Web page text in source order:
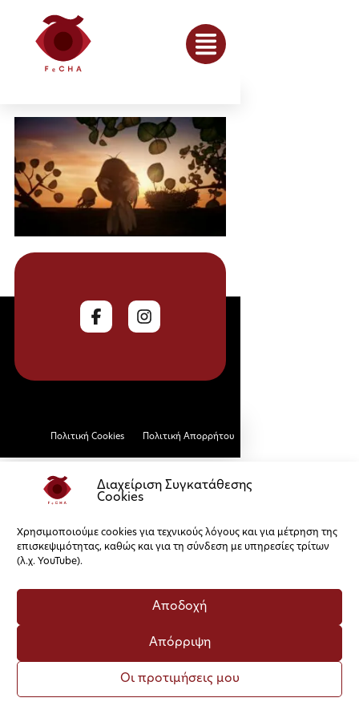
Διαχείριση Συγκατάθεσης
Cookies
Χρησιμοποιούμε cookies για τεχνικούς λόγους και για μέτρηση της
επισκεψιμότητας, καθώς και για τη σύνδεση με υπηρεσίες τρίτων
(λ.χ. YouTube).
Αποδοχή
Απόρριψη
Οι προτιμήσεις μου
Πολιτική Cookies Πολιτική Απορρήτου